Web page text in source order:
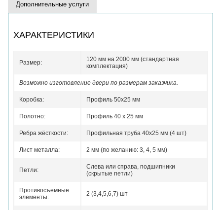
Дополнительные услуги
ХАРАКТЕРИСТИКИ
Размер:
120 мм на 2000 мм (стандартная
комплектация)
Возможно изготовление двери по размерам заказчика.
Коробка: Профиль 50x25 мм
Полотно: Профиль 40 x 25 мм
Ребра жёсткости: Профильная труба 40х25 мм (4 шт)
Лист металла: 2 мм (по желанию: 3, 4, 5 мм)
Петли:
Слева или справа, подшипники
(скрытые петли)
Противосъемные
элементы:
2 (3,4,5,6,7) шт